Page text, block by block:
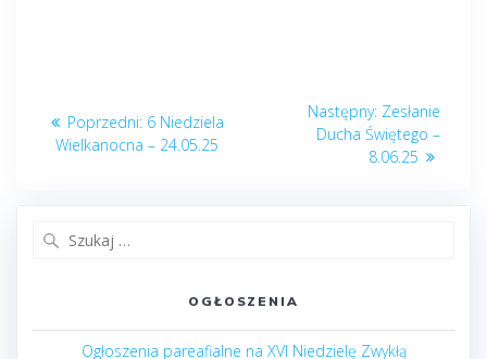
wpisu
Poprzedni: Poprzedni
post:
6 Niedziela
Wielkanocna – 24.05.25
Następny: Następny
post:
Zesłanie
Ducha Świętego –
8.06.25
OGŁOSZENIA
Ogłoszenia pareafialne na XVI Niedzielę Zwykłą